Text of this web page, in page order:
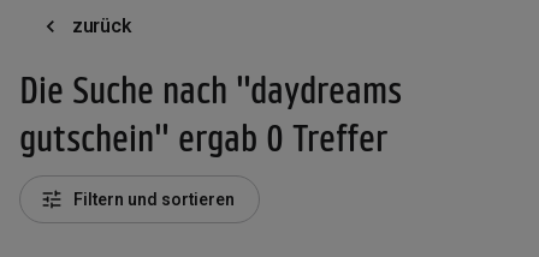
zurück
Die Suche nach "daydreams
gutschein" ergab 0 Treffer
Filtern und sortieren